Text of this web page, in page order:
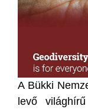
A Bükki
levő